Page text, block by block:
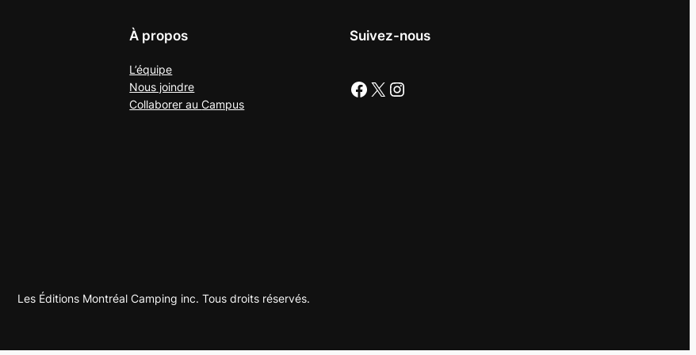
À propos
L’équipe
Nous joindre
Collaborer auCampus
Suivez-nous
Facebook X Instagram
Les Éditions Montréal Camping inc. Tous droits réservés.